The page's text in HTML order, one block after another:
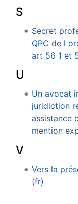
S
Secret
QPC de l
art 56 1 et
U
Un avocat
juridiction
assistance
mention
V
Vers la
(fr)